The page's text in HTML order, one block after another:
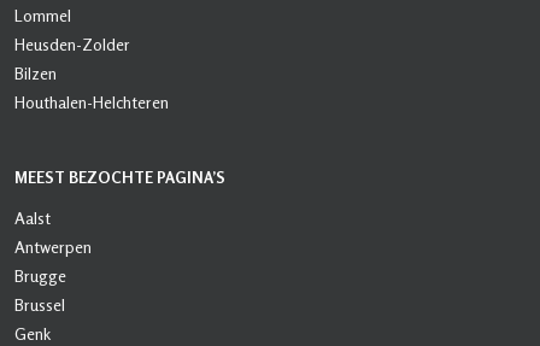
Lommel
Heusden-Zolder
Bilzen
Houthalen-Helchteren
MEEST BEZOCHTE PAGINA’S
Aalst
Antwerpen
Brugge
Brussel
Genk